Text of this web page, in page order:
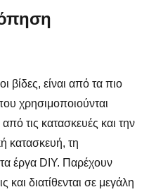
βίδες, είναι από τα πιο
χρησιμοποιούνται
τις κατασκευές και την
κατασκευή, τη
έργα DIY. Παρέχουν
και διατίθενται σε μεγάλη